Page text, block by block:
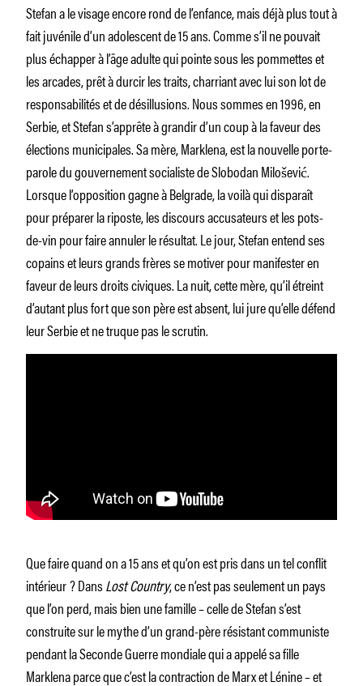
Stefan a le visage encore rond de l’enfance, mais déjà plus tout à
fait juvénile d’un adolescent de 15 ans. Comme s’il ne pouvait
plus échapper à l’âge adulte qui pointe sous les pommettes et
les arcades, prêt à durcir les traits, charriant avec lui son lot de
responsabilités et de désillusions. Nous sommes en 1996, en
Serbie, et Stefan s’apprête à grandir d’un coup à la faveur des
élections municipales. Sa mère, Marklena, est la nouvelle porte-
parole du gouvernement socialiste de Slobodan Milošević.
Lorsque l’opposition gagne à Belgrade, la voilà qui disparaît
pour préparer la riposte, les discours accusateurs et les pots-
de-vin pour faire annuler le résultat. Le jour, Stefan entend ses
copains et leurs grands frères se motiver pour manifester en
faveur de leurs droits civiques. La nuit, cette mère, qu’il étreint
d’autant plus fort que son père est absent, lui jure qu’elle défend
leur Serbie et ne truque pas le scrutin.
Que faire quand on a 15 ans et qu’on est pris dans un tel conflit
intérieur ? DansLost Country, ce n’est pas seulement un pays
que l’on perd, mais bien une famille – celle de Stefan s’est
construite sur le mythe d’un grand-père résistant communiste
pendant la Seconde Guerre mondiale qui a appelé sa fille
Marklena parce que c’est la contraction de Marx et Lénine – et